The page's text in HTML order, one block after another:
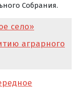
Собрания.
село»
аграрного